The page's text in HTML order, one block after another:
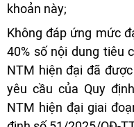
khoản này;
Không đáp ứng mức
40% số nội dung tiêu
NTM hiện đại đã
yêu cầu của Quy
NTM hiện đại giai